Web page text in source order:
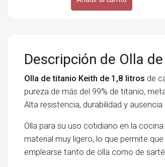
Descripción de Olla
Olla de titanio Keith de 1,8 litros de
pureza de más del 99% de titanio,
Alta resistencia, durabilidad y
Olla para su uso cotidiano en la
material muy ligero, lo que permite
emplearse tanto de olla como de